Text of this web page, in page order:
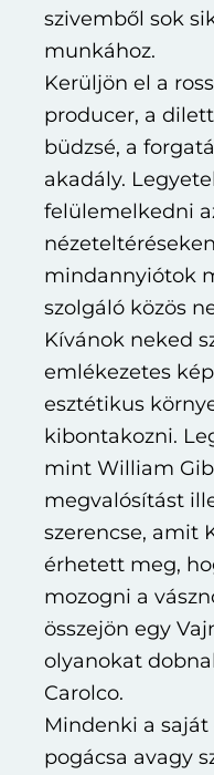
szivemből sok
munkához.
Kerüljön el a
producer, a
büdzsé, a
akadály.
felülemelkedni
mindannyiótok
szolgáló közös
Kívánok neked
emlékezetes
esztétikus
kibontakozni.
mint William
megvalósítást
szerencse, amit
érhetett meg,
mozogni a
összejön egy
olyanokat
Carolco.
Mindenki a saját
pogácsa avagy